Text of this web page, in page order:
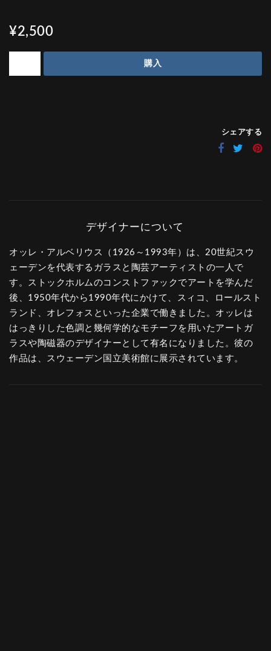
¥2,500
購入
シェアする
オッレ・アルベリウス（1926～1993年）は、20世紀スウ
ェーデンを代表するガラスと陶芸アーティストの一人で
す。ストックホルムのコンストファックでアートを学んだ
後、1950年代から1990年代にかけて、スィコ、ロールスト
ランド、オレフォスといった企業で働きました。オッレは
はっきりした色調と幾何学的なモチーフを用いたアートガ
ラスや陶磁器のデザイナーとして有名になりました。彼の
作品は、スウェーデン国立美術館に展示されています。